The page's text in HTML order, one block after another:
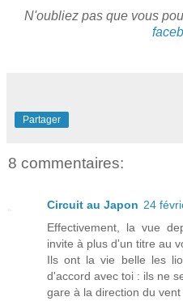
N'oubliez pas que vous
Partager
8 commentaires:
Circuit au Japon 24
Effectivement, la vue
invite à plus d'un titre au
Ils ont la vie belle les
d'accord avec toi : ils ne
gare à la direction du